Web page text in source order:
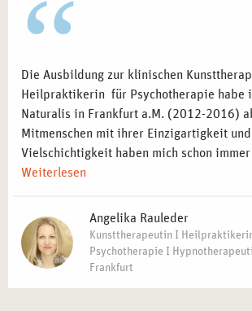
Die Ausbildung zur klinischen
Heilpraktikerin für Psychotherapie habe
Naturalis in Frankfurt a.M. (2012-2016)
Mitmenschen mit ihrer Einzigartigkeit und
Vielschichtigkeit haben mich schon
Weiterlesen
Angelika Rauleder
Kunsttherapeutin I
Psychotherapie I
Frankfurt